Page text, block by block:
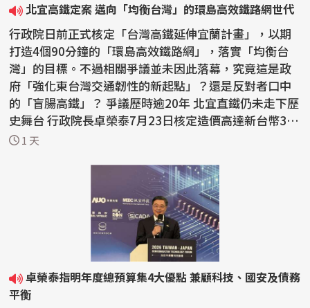
北宜高鐵定案 邁向「均衡台灣」的環島高效鐵路網世代
行政院日前正式核定「台灣高鐵延伸宜蘭計畫」，以期
打造4個90分鐘的「環島高效鐵路網」，落實「均衡台
灣」的目標。不過相關爭議並未因此落幕，究竟這是政
府「強化東台灣交通韌性的新起點」？還是反對者口中
的「盲腸高鐵」？ 爭議歷時逾20年 北宜直鐵仍未走下歷
史舞台 行政院長卓榮泰7月23日核定造價高達新台幣3,
5...1 天
卓榮泰指明年度總預算集4大優點 兼顧科技、國安及債務
平衡